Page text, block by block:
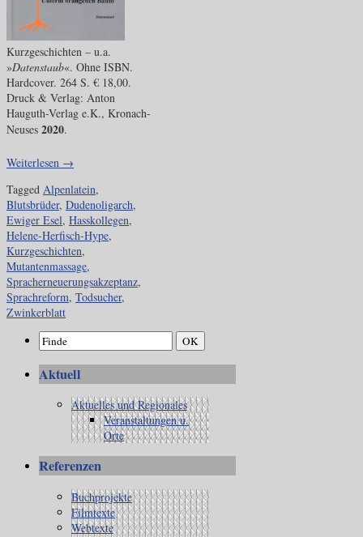
Kurzgeschichten – u.a.
»Datenstaub«. Ohne ISBN.
Hardcover. 264 S. € 18,00.
Druck & Verlag: Anton
Hauguth-Verlag e.K., Kronach-
Neuses 2020.
Weiterlesen →
Tagged Alpenlatein,
Blutsbrüder, Dudenoligarch,
Ewiger Esel, Hasskollegen,
Helene-Herfisch-Hype,
Kurzgeschichten,
Mutantenmassage,
Spracherneuerungsakzeptanz,
Sprachreform, Todsucher,
Zwinkerblatt
Aktuell
Aktuelles und Regionales
Veranstaltungen u.
Orte
Referenzen
Buchprojekte
Filmtexte
Webtexte